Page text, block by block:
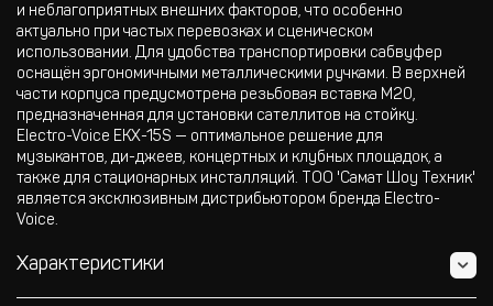
и неблагоприятных внешних факторов, что особенно
актуально при частых перевозках и сценическом
использовании. Для удобства транспортировки сабвуфер
оснащён эргономичными металлическими ручками. В верхней
части корпуса предусмотрена резьбовая вставка M20,
предназначенная для установки сателлитов на стойку.
Electro-Voice EKX-15S — оптимальное решение для
музыкантов, ди-джеев, концертных и клубных площадок, а
также для стационарных инсталляций. ТОО 'Самат Шоу Техник'
является эксклюзивным дистрибьютором бренда Electro-
Voice.
Характеристики